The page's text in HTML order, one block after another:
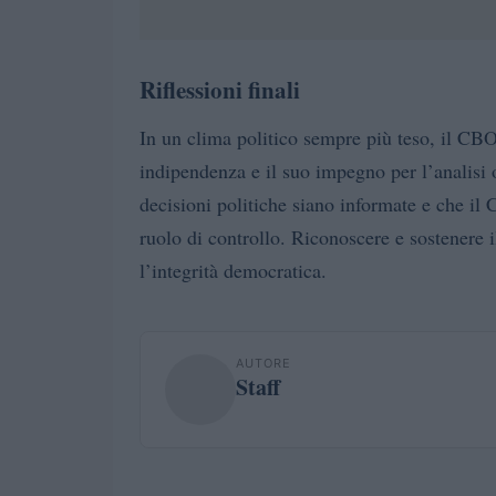
Riflessioni finali
In un clima politico sempre più teso, il
indipendenza e il suo impegno per
decisioni politiche siano informate e che il
ruolo di controllo. Riconoscere e sostenere
l’integrità democratica.
AUTORE
Staff